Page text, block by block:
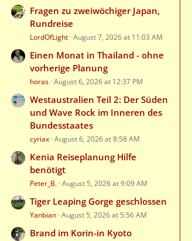
Fragen zu zweiwöchiger Japan,
Rundreise
LordOfLight August 7, 2026 at 11:03 AM
Einen Monat in Thailand - ohne
vorherige Planung
horas August 6, 2026 at 12:37 PM
Westaustralien Teil 2: Der Süden
und Wave Rock im Inneren des
Bundesstaates
cyriax August 6, 2026 at 8:58 AM
Kenia Reiseplanung Hilfe
benötigt
Peter_B. August 5, 2026 at 9:09 AM
Tiger Leaping Gorge geschlossen
Yanbian August 5, 2026 at 5:56 AM
Brand im Korin-in Kyoto